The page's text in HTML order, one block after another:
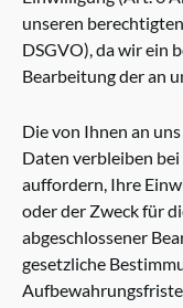
unseren
DSGVO), da wir ein
Bearbeitung der an
Die von Ihnen an
Daten verbleiben bei
auffordern, Ihre
oder der Zweck für
abgeschlossener
gesetzliche